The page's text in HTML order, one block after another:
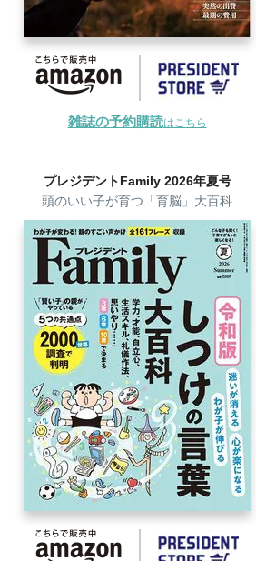
雑誌の予約購読はこちら
プレジデントFamily 2026年夏号
頭のいい子が育つ「育脳」大百科